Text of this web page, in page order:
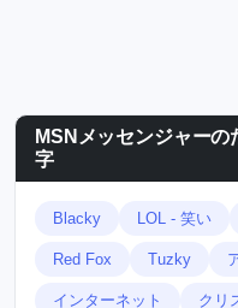
MSNメッセンジャー
字
Blacky LOL - 笑い
Red Fox Tuzky
インターネット クリ